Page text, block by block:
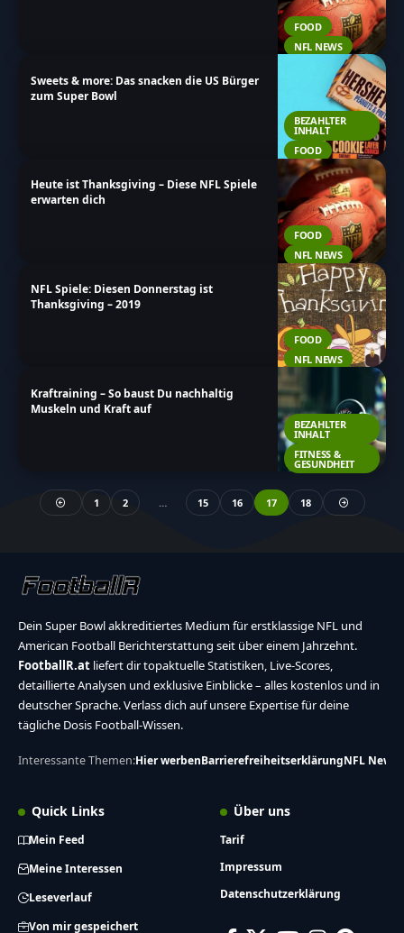
FOOD
NFL NEWS
BEZAHLTER
INHALT
FOOD
Sweets & more: Das snacken die US Bürger
zum Super Bowl
FOOD
NFL NEWS
Heute ist Thanksgiving – Diese NFL Spiele
erwarten dich
FOOD
NFL NEWS
NFL Spiele: Diesen Donnerstag ist
Thanksgiving – 2019
BEZAHLTER
INHALT
FITNESS &
GESUNDHEIT
Kraftraining – So baust Du nachhaltig
Muskeln und Kraft auf
1 2 … 15 16 17 18
Dein Super Bowl akkreditiertes Medium für erstklassige NFL und
American Football Berichterstattung seit über einem Jahrzehnt.
FootballR.at liefert dir topaktuelle Statistiken, Live-Scores,
detaillierte Analysen und exklusive Einblicke – alles kostenlos und in
deutscher Sprache. Verlass dich auf unsere Expertise für deine
tägliche Dosis Football-Wissen.
Interessante Themen:Hier werbenBarrierefreiheitserklärungNFL News
Quick Links
Mein Feed
Meine Interessen
Leseverlauf
Von mir gespeichert
Über uns
Tarif
Impressum
Datenschutzerklärung